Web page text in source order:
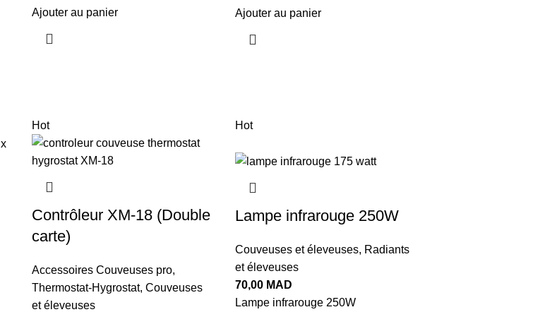
Ajouter au panier Ajouter au panier
Hot
Contrôleur XM-18 (Double
carte)
Accessoires Couveuses pro,
Thermostat-Hygrostat, Couveuses
et éleveuses
Hot
Lampe infrarouge 250W
Couveuses et éleveuses, Radiants
et éleveuses
70,00 MAD
Lampe infrarouge 250W